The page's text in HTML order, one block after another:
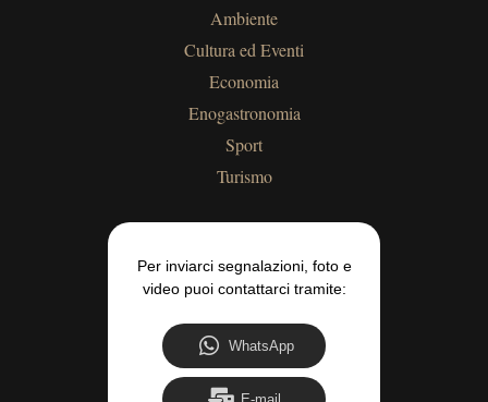
Ambiente
Cultura ed Eventi
Economia
Enogastronomia
Sport
Turismo
Per inviarci segnalazioni, foto e
video puoi contattarci tramite:
WhatsApp